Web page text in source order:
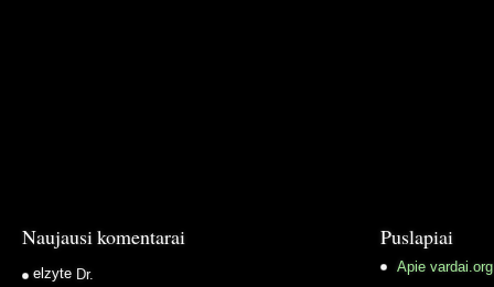
Naujausi komentarai
elzyte Dr.
Puslapiai
Apie vardai.org